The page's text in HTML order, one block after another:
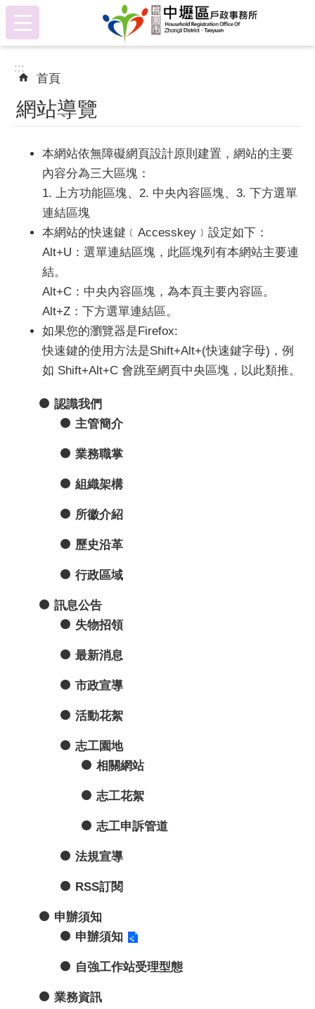
跳到主要內容區塊
:::
:::
首頁
網站導覽
本網站依無障礙網頁設計原則建置，網站的主要
內容分為三大區塊：
1. 上方功能區塊、2. 中央內容區塊、3. 下方選單
連結區塊
本網站的快速鍵﹝Accesskey﹞設定如下：
Alt+U：選單連結區塊，此區塊列有本網站主要連
結。
Alt+C：中央內容區塊，為本頁主要內容區。
Alt+Z：下方選單連結區。
如果您的瀏覽器是Firefox:
快速鍵的使用方法是Shift+Alt+(快速鍵字母)，例
如 Shift+Alt+C 會跳至網頁中央區塊，以此類推。
認識我們
主管簡介
業務職掌
組織架構
所徽介紹
歷史沿革
行政區域
訊息公告
失物招領
最新消息
市政宣導
活動花絮
志工園地
相關網站
志工花絮
志工申訴管道
法規宣導
RSS訂閱
申辦須知
申辦須知
自強工作站受理型態
業務資訊